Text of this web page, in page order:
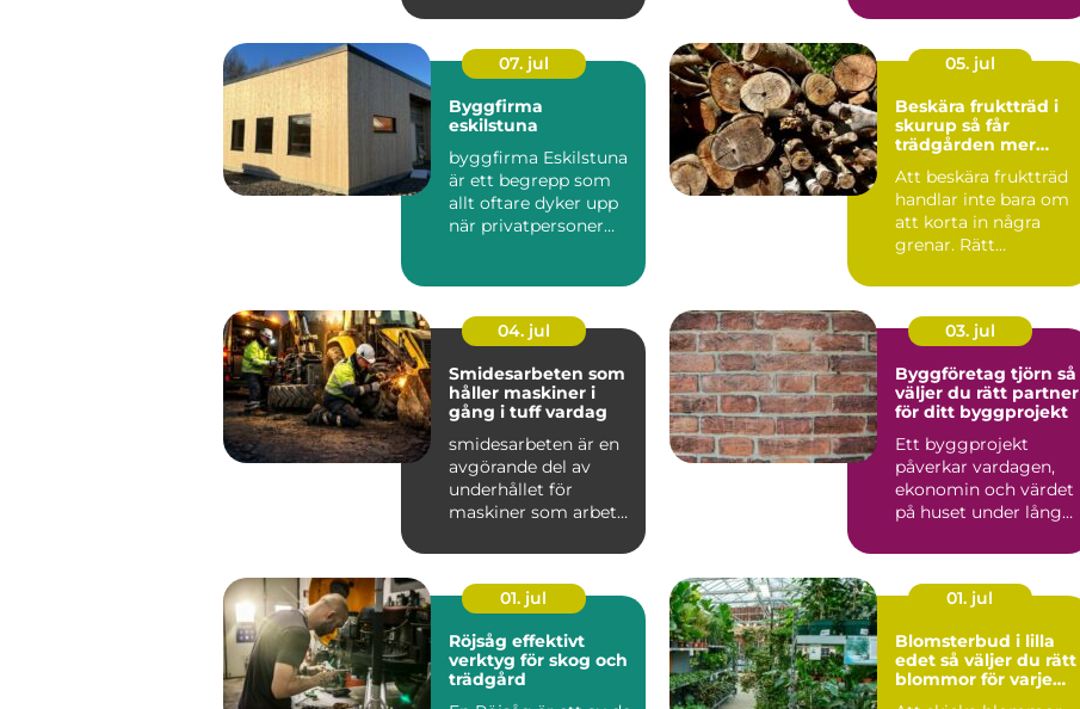
installatörer...
07. jul
Byggfirma
eskilstuna
byggfirma Eskilstuna
är ett begrepp som
allt oftare dyker upp
när privatpersoner
05. jul
Beskära fruktträd i
skurup så får
trädgården mer
problem
Att beskära fruktträd
handlar inte bara om
att korta in några
grenar. Rätt
träde...
04. jul
Smidesarbeten som
håller maskiner i
gång i tuff vardag
smidesarbeten är en
avgörande del av
underhållet för
maskiner som arbetar
bygg, ...
03. jul
Byggföretag tjörn så
väljer du rätt partner
för ditt byggprojekt
Ett byggprojekt
påverkar vardagen,
ekonomin och värdet
på huset under lång
v...
01. jul
Röjsåg effektivt
verktyg för skog och
trädgård
01. jul
Blomsterbud i lilla
edet så väljer du rätt
blommor för varje